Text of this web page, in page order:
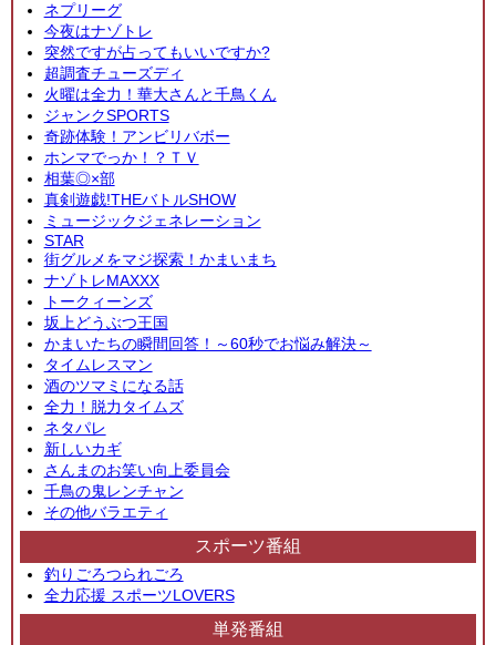
ネプリーグ
今夜はナゾトレ
突然ですが占ってもいいですか?
超調査チューズディ
火曜は全力！華大さんと千鳥くん
ジャンクSPORTS
奇跡体験！アンビリバボー
ホンマでっか！？ＴＶ
相葉◎×部
真剣遊戯!THEバトルSHOW
ミュージックジェネレーション
STAR
街グルメをマジ探索！かまいまち
ナゾトレMAXXX
トークィーンズ
坂上どうぶつ王国
かまいたちの瞬間回答！～60秒でお悩み解決～
タイムレスマン
酒のツマミになる話
全力！脱力タイムズ
ネタパレ
新しいカギ
さんまのお笑い向上委員会
千鳥の鬼レンチャン
その他バラエティ
スポーツ番組
釣りごろつられごろ
全力応援 スポーツLOVERS
単発番組